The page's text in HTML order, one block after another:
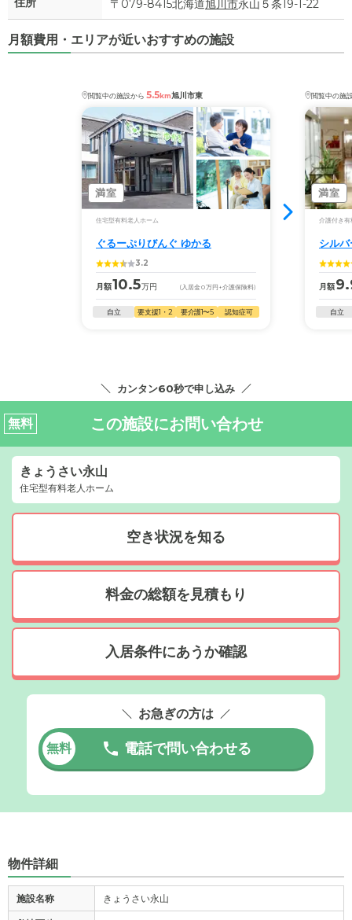
〒079-8415北海道旭川市永山５条19-1-22
月額費用・エリアが近いおすすめの施設
閲覧中の施設から 5.5km旭川市東
満室
住宅型有料老人ホーム
ぐるーぷりびんぐ ゆかる
3.2
月額10.5万円 (入居金0万円 +介護保険料)
自立 要支援1・2 要介護1〜5 認知症可
閲覧中の施
満室
介護付き有
シル
月額
自立
カンタン60秒で申し込み
無料 この施設にお問い合わせ
きょうさい永山
住宅型有料老人ホーム
空き状況を知る
料金の総額を見積もり
入居条件にあうか確認
お急ぎの方は
無料 電話で問い合わせる
物件詳細
施設名称 きょうさい永山